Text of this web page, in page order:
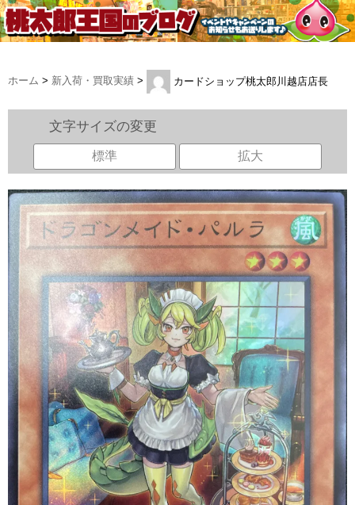
ホーム > 新入荷・買取実績 > カードショップ桃太郎川越店店長
文字サイズの変更
標準 拡大